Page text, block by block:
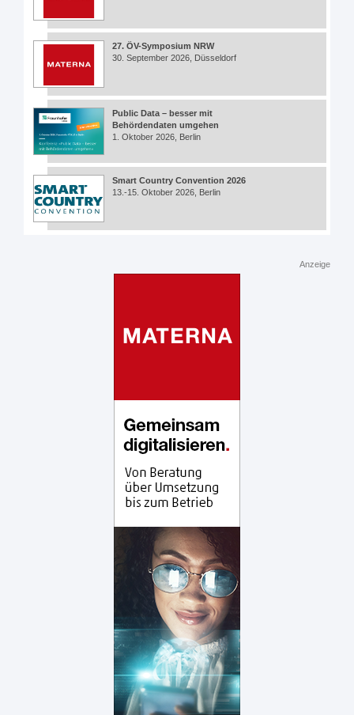
27. ÖV-Symposium NRW
30. September 2026, Düsseldorf
Public Data – besser mit
Behördendaten umgehen
1. Oktober 2026, Berlin
Smart Country Convention 2026
13.-15. Oktober 2026, Berlin
Anzeige